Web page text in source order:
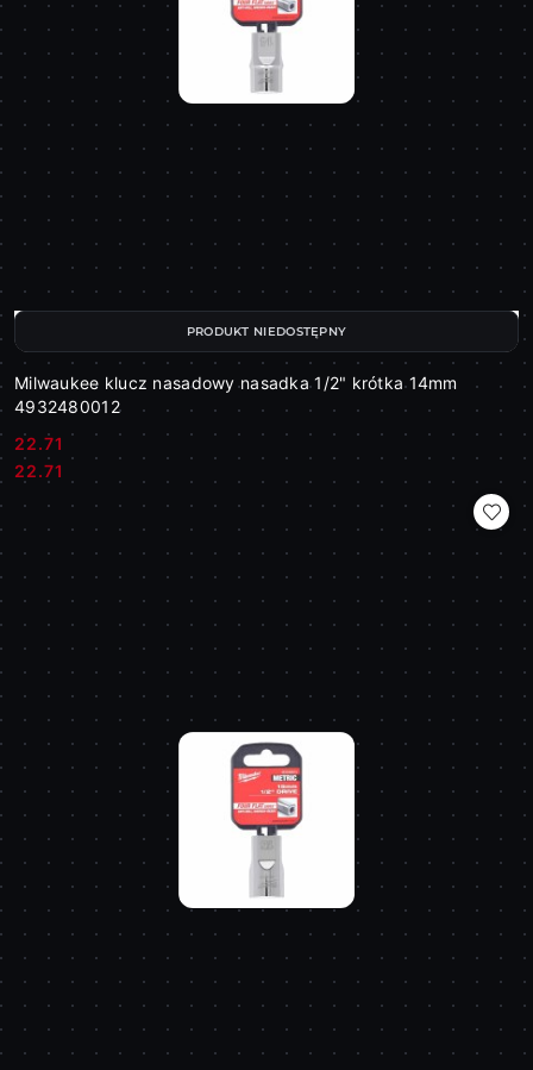
Milwaukee klucz nasadowy nasadka 1/2" krótka 14mm
4932480012
Cena:
22.71
Cena:
22.71
PRODUKT NIEDOSTĘPNY